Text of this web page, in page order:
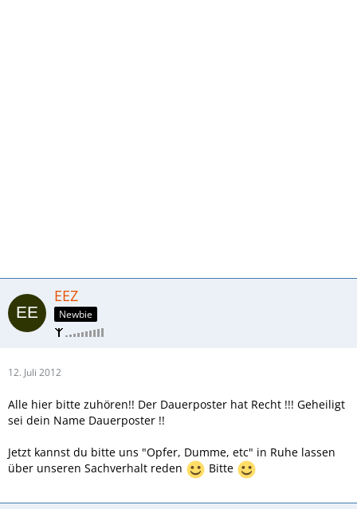
EEZ
Newbie
12. Juli 2012
Alle hier bitte zuhören!! Der Dauerposter hat Recht !!! Geheiligt
sei dein Name Dauerposter !!
Jetzt kannst du bitte uns "Opfer, Dumme, etc" in Ruhe lassen
über unseren Sachverhalt reden
Bitte